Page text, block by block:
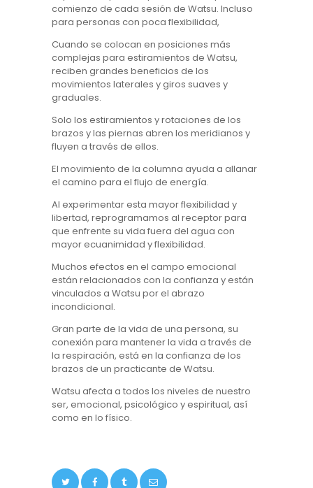
comienzo de cada sesión de Watsu. Incluso
para personas con poca flexibilidad,
Cuando se colocan en posiciones más
complejas para estiramientos de Watsu,
reciben grandes beneficios de los
movimientos laterales y giros suaves y
graduales.
Solo los estiramientos y rotaciones de los
brazos y las piernas abren los meridianos y
fluyen a través de ellos.
El movimiento de la columna ayuda a allanar
el camino para el flujo de energía.
Al experimentar esta mayor flexibilidad y
libertad, reprogramamos al receptor para
que enfrente su vida fuera del agua con
mayor ecuanimidad y flexibilidad.
Muchos efectos en el campo emocional
están relacionados con la confianza y están
vinculados a Watsu por el abrazo
incondicional.
Gran parte de la vida de una persona, su
conexión para mantener la vida a través de
la respiración, está en la confianza de los
brazos de un practicante de Watsu.
Watsu afecta a todos los niveles de nuestro
ser, emocional, psicológico y espiritual, así
como en lo físico.